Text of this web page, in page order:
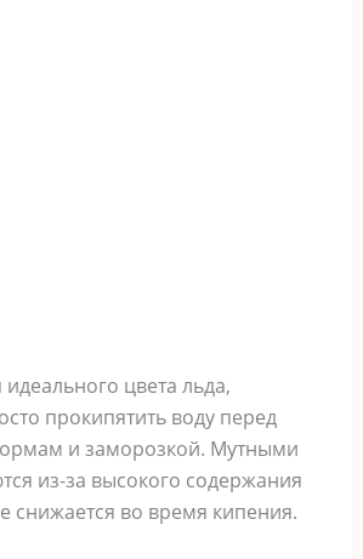
цвета льда,
прокипятить воду перед
и заморозкой. Мутными
из-за высокого содержания
снижается во время кипения.